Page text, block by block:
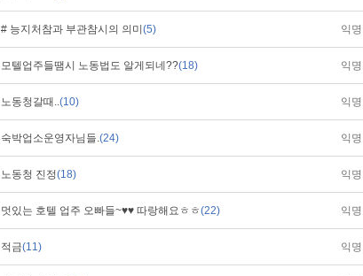
# 능지처참과 부관참시의 의미 (5) 익명
모텔업주들땜시 노동법도 알게되네??(18) 익명
노동청갈때..(10) 익명
숙박업소운영자님들.(24) 익명
노동청 진정(18) 익명
멋있는 호텔 업주 오빠들~♥♥ 따랑해요ㅎㅎ(22) 익명
적금(11) 익명